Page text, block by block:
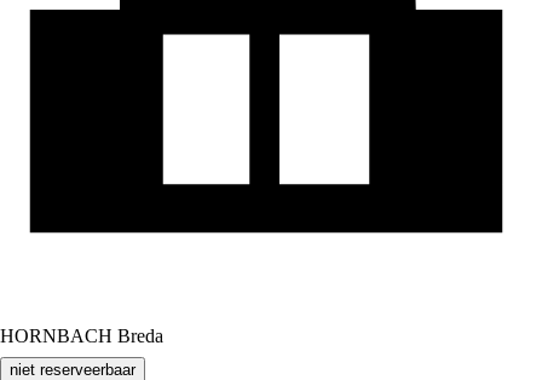
HORNBACH Breda
niet reserveerbaar